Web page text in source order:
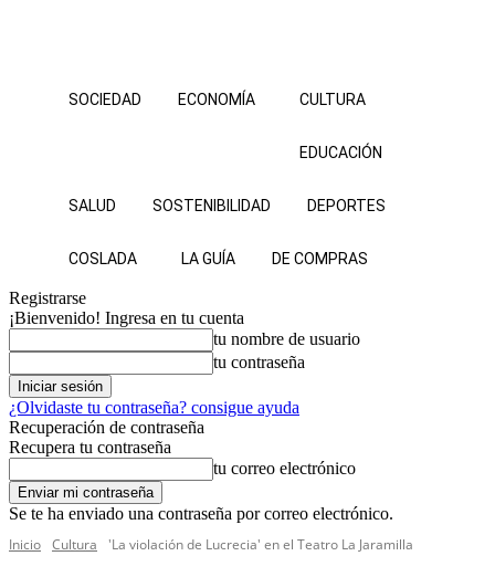
SOCIEDAD ECONOMÍA CULTURA
EDUCACIÓN
SALUD SOSTENIBILIDAD DEPORTES
COSLADA LA GUÍA DE COMPRAS
Registrarse
¡Bienvenido! Ingresa en tu cuenta
tu nombre de usuario
tu contraseña
¿Olvidaste tu contraseña? consigue ayuda
Recuperación de contraseña
Recupera tu contraseña
tu correo electrónico
Se te ha enviado una contraseña por correo electrónico.
Inicio Cultura 'La violación de Lucrecia' en el Teatro La Jaramilla